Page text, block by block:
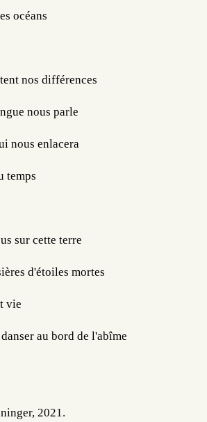
océans
nos différences
nous parle
nous enlacera
temps
sur cette terre
d'étoiles mortes
vie
au bord de l'abîme
2021.